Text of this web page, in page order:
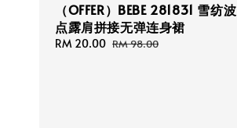
（OFFER）BEBE 281831 雪纺波
点露肩拼接无弹连身裙
Sale
RM 20.00 Regular
RM 98.00